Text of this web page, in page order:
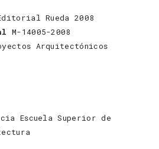
Rueda 2008
M-14005-2008
Arquitectónicos